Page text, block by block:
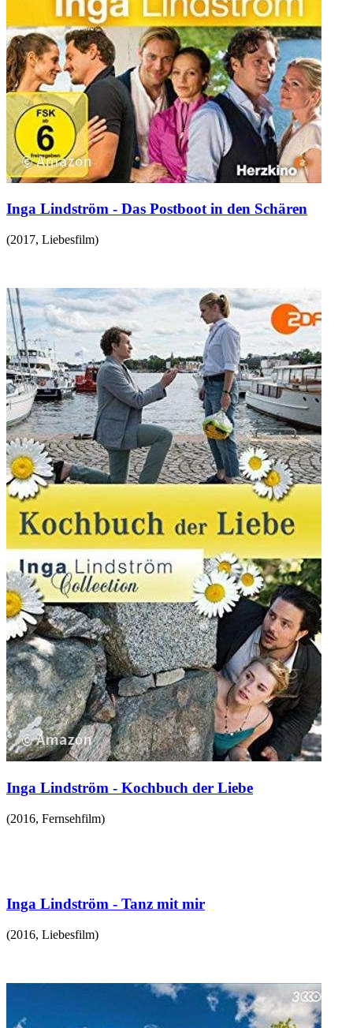
Inga Lindström - Das Postboot in den Schären
(2017, Liebesfilm)
Inga Lindström - Kochbuch der Liebe
(2016, Fernsehfilm)
Inga Lindström - Tanz mit mir
(2016, Liebesfilm)